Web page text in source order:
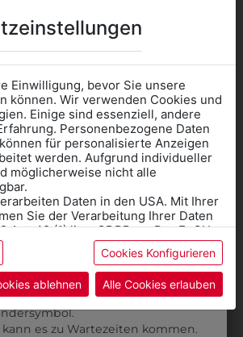
GEFALLEN
320028
HOSE RUNDGUMMI
WEISS
Einwilligung, bevor Sie unsere
können. Wir verwenden Cookies und
Einige sind essenziell, andere
Personenbezogene Daten
für personalisierte Anzeigen
werden. Aufgrund individueller
möglicherweise nicht alle
Daten in den USA. Mit Ihrer
Sie der Verarbeitung Ihrer Daten
Art. 49 (1) lit. a GDPR zu. Der EuGH
mit unzureichendem Datenschutz
das Risiko, dass US-Behörden
für Europäer überwachen.
bzw. im
Cookies Konfigurieren
ablehnen Alle Cookies erlauben
wenn Sie
auf SCHULE in der
die richtige Schule auswählen.
im Geschäft: Termin buchen
es zu Wartezeiten kommen.